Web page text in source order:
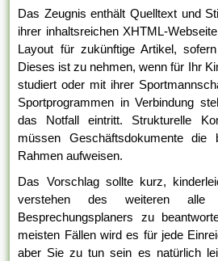
Das Zeugnis enthält Quelltext und
ihrer inhaltsreichen XHTML-
Layout für zukünftige Artikel,
Dieses ist zu nehmen, wenn für Ihr
studiert oder mit ihrer
Sportprogrammen in Verbindung
das Notfall eintritt. Strukturelle
müssen Geschäftsdokumente die
Rahmen aufweisen.
Das Vorschlag sollte kurz,
verstehen des weiteren
Besprechungsplaners zu
meisten Fällen wird es für jede
aber Sie zu tun sein es natürlich